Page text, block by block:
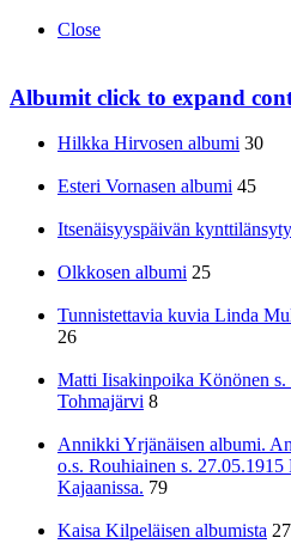
Close
Albumit click to expand
Hilkka Hirvosen albumi 30
Esteri Vornasen albumi 45
Itsenäisyyspäivän
Olkkosen albumi 25
Tunnistettavia kuvia Linda
26
Matti Iisakinpoika Könönen
Tohmajärvi 8
Annikki Yrjänäisen albumi.
o.s. Rouhiainen s.
Kajaanissa. 79
Kaisa Kilpeläisen albumista 27